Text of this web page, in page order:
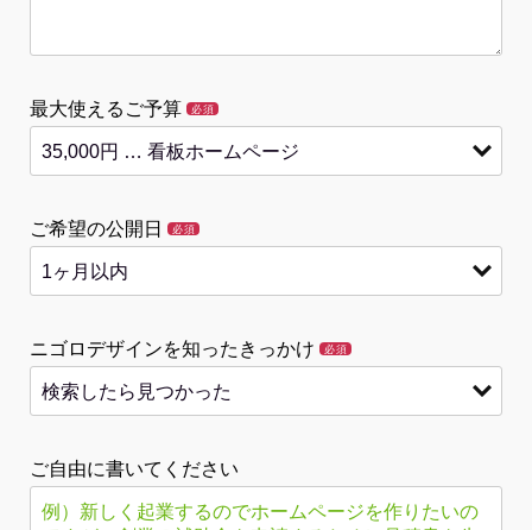
最大使えるご予算 必須
ご希望の公開日 必須
ニゴロデザインを知ったきっかけ 必須
ご自由に書いてください